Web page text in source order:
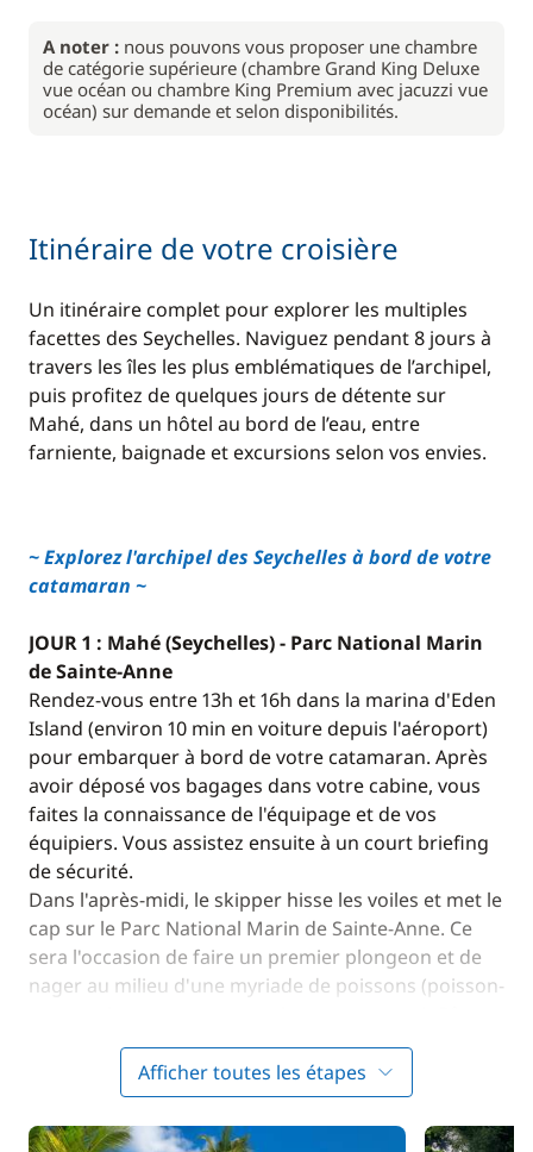
A noter : nous pouvons vous proposer une chambre
de catégorie supérieure (chambre Grand King Deluxe
vue océan ou chambre King Premium avec jacuzzi vue
océan) sur demande et selon disponibilités.
Itinéraire de votre croisière
Un itinéraire complet pour explorer les multiples
facettes des Seychelles. Naviguez pendant 8 jours à
travers les îles les plus emblématiques de l’archipel,
puis profitez de quelques jours de détente sur
Mahé, dans un hôtel au bord de l’eau, entre
farniente, baignade et excursions selon vos envies.
~ Explorez l'archipel des Seychelles à bord de votre
catamaran ~
JOUR 1 : Mahé (Seychelles) - Parc National Marin
de Sainte-Anne
Rendez-vous entre 13h et 16h dans la marina d'Eden
Island (environ 10 min en voiture depuis l'aéroport)
pour embarquer à bord de votre catamaran. Après
avoir déposé vos bagages dans votre cabine, vous
faites la connaissance de l'équipage et de vos
équipiers. Vous assistez ensuite à un court briefing
de sécurité.
Dans l'après-midi, le skipper hisse les voiles et met le
cap sur le Parc National Marin de Sainte-Anne. Ce
sera l'occasion de faire un premier plongeon et de
nager au milieu d'une myriade de poissons (poisson-
et nuit au mouillage.
JOUR 2 à 7 : Croisière
Cap sur les îlesSœurs, composées de Grande Sœur
Afficher toutes les étapes